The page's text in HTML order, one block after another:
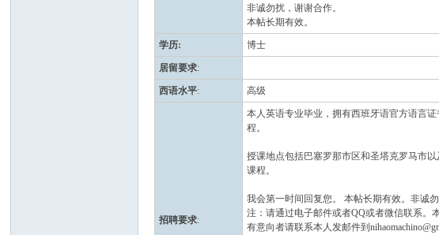
非诚勿扰，谢谢合作。
本帖长期有效。
学历: 博士
居留要求:
西语水平: 高级
招聘要求:
本人英语专业毕业，拥有西班牙语官方语言
程。
授课地点包括巴塞罗那市区和圣塔克罗马市
课程。
我会第一时间回复您。 本帖长期有效。非诚
注：请通过电子邮件或者QQ或者微信联系。
有意向者请联系本人发邮件到